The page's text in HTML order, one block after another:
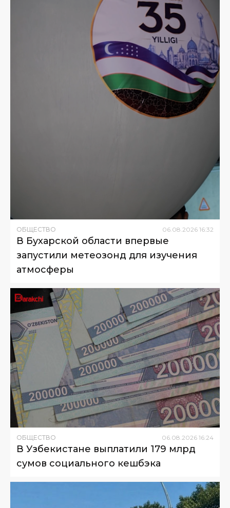
ОБЩЕСТВО 06.08.2026 16:32
В Бухарской области впервые
запустили метеозонд для изучения
атмосферы
ОБЩЕСТВО 06.08.2026 16:24
В Узбекистане выплатили 179 млрд
сумов социального кешбэка